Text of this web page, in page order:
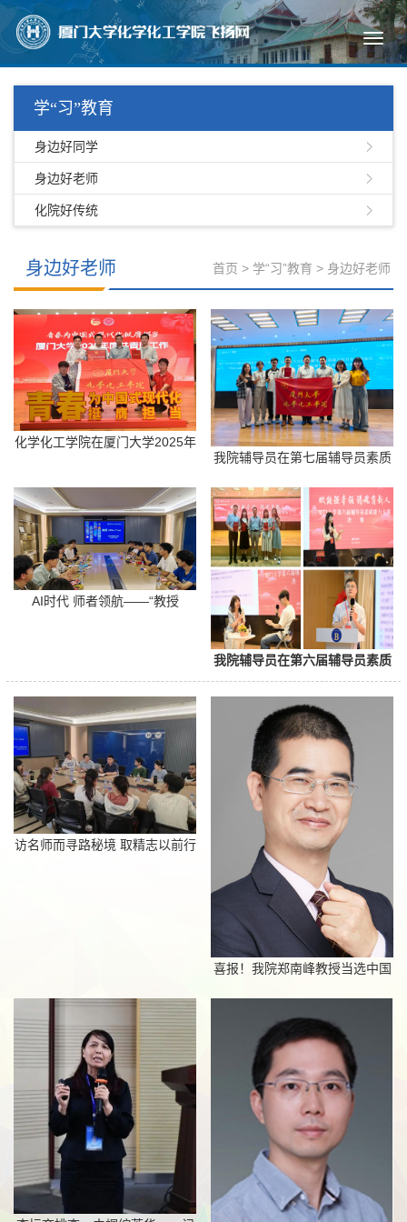
学“习”教育
身边好同学
身边好老师
化院好传统
身边好老师 首页 > 学“习”教育 > 身边好老师
化学化工学院在厦门大学2025年
我院辅导员在第七届辅导员素质
AI时代 师者领航——“教授
我院辅导员在第六届辅导员素质
能力大赛中取得佳绩
访名师而寻路秘境 取精志以前行
喜报！我院郑南峰教授当选中国
院